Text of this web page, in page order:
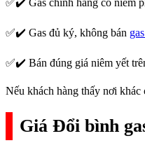
✅✔️ Gas chính hãng có niêm
✅✔️ Gas đủ ký, không bán
✅✔️ Bán đúng giá niêm yết
Nếu khách hàng thấy nơi khác
Giá Đổi bình